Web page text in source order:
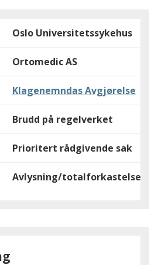
Oslo Universitetssykehus
Ortomedic AS
Klagenemndas Avgjørelse
Brudd på regelverket
Prioritert rådgivende sak
Avlysning/totalforkastelse